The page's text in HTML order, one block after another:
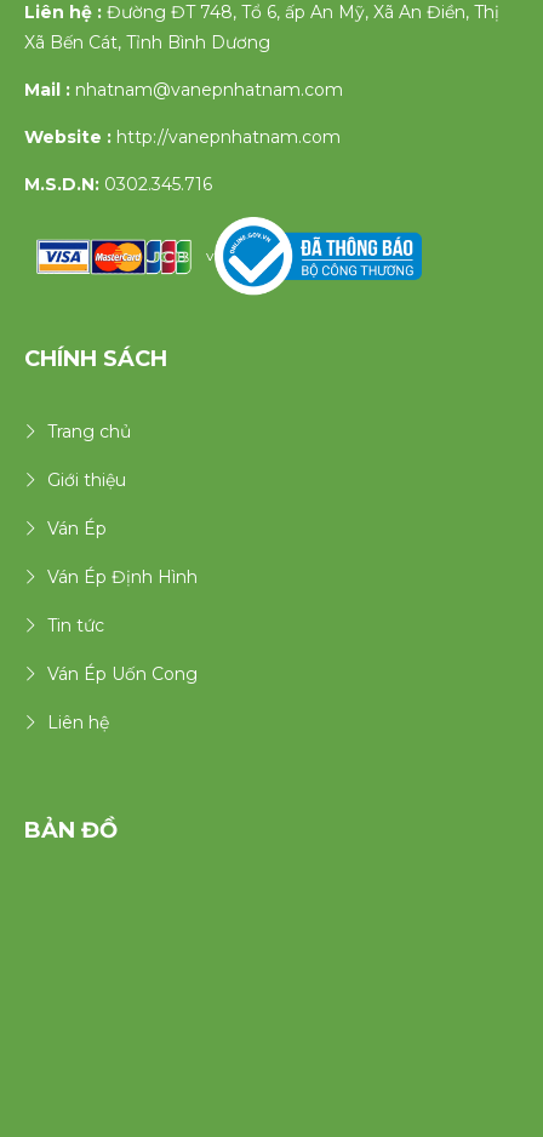
Liên hệ : Đường ĐT 748, Tổ 6, ấp An Mỹ, Xã An Điền, Thị
Xã Bến Cát, Tỉnh Bình Dương
Mail : nhatnam@vanepnhatnam.com
Website : http://vanepnhatnam.com
M.S.D.N: 0302.345.716
v
CHÍNH SÁCH
Trang chủ
Giới thiệu
Ván Ép
Ván Ép Định Hình
Tin tức
Ván Ép Uốn Cong
Liên hệ
BẢN ĐỒ